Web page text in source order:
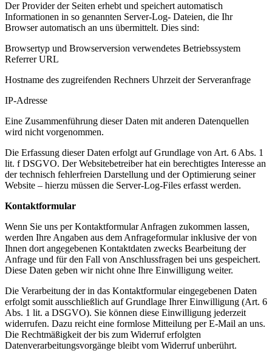
Der Provider der Seiten erhebt und speichert automatisch
Informationen in so genannten Server-Log- Dateien, die Ihr
Browser automatisch an uns übermittelt. Dies sind:
Browsertyp und Browserversion verwendetes Betriebssystem
Referrer URL
Hostname des zugreifenden Rechners Uhrzeit der Serveranfrage
IP-Adresse
Eine Zusammenführung dieser Daten mit anderen Datenquellen
wird nicht vorgenommen.
Die Erfassung dieser Daten erfolgt auf Grundlage von Art. 6 Abs. 1
lit. f DSGVO. Der Websitebetreiber hat ein berechtigtes Interesse an
der technisch fehlerfreien Darstellung und der Optimierung seiner
Website – hierzu müssen die Server-Log-Files erfasst werden.
Kontaktformular
Wenn Sie uns per Kontaktformular Anfragen zukommen lassen,
werden Ihre Angaben aus dem Anfrageformular inklusive der von
Ihnen dort angegebenen Kontaktdaten zwecks Bearbeitung der
Anfrage und für den Fall von Anschlussfragen bei uns gespeichert.
Diese Daten geben wir nicht ohne Ihre Einwilligung weiter.
Die Verarbeitung der in das Kontaktformular eingegebenen Daten
erfolgt somit ausschließlich auf Grundlage Ihrer Einwilligung (Art. 6
Abs. 1 lit. a DSGVO). Sie können diese Einwilligung jederzeit
widerrufen. Dazu reicht eine formlose Mitteilung per E-Mail an uns.
Die Rechtmäßigkeit der bis zum Widerruf erfolgten
Datenverarbeitungsvorgänge bleibt vom Widerruf unberührt.